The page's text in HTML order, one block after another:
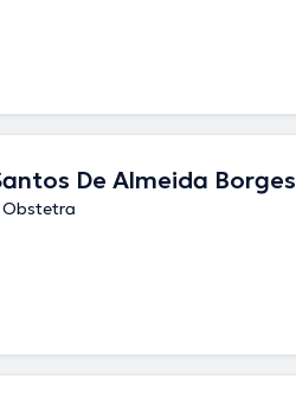
De Almeida Borges
Obstetra